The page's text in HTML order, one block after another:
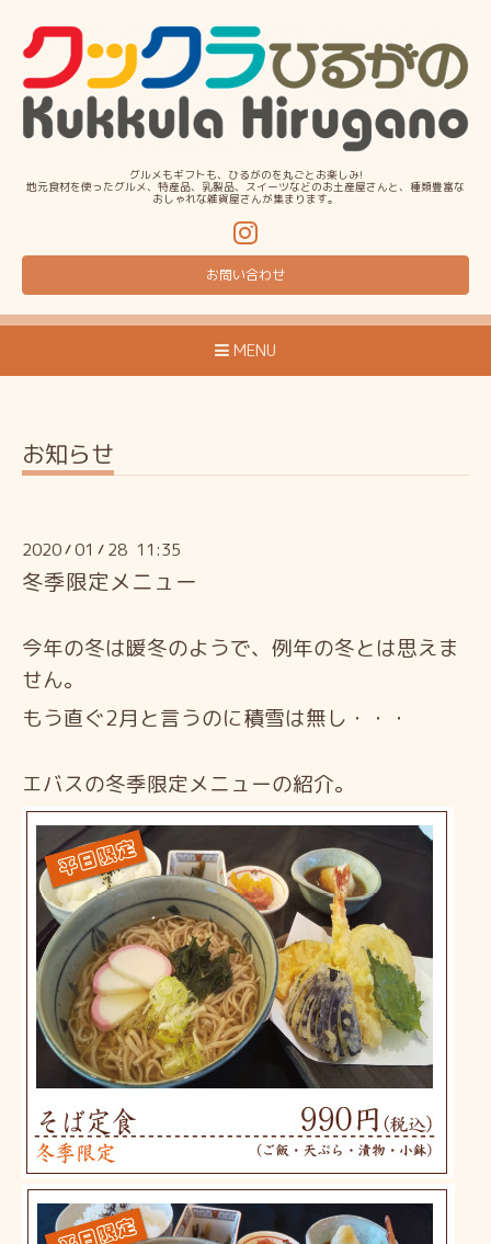
グルメもギフトも、ひるがのを丸ごとお楽しみ!
地元食材を使ったグルメ、特産品、乳製品、スイーツなどのお土産屋さんと、種類豊富な
おしゃれな雑貨屋さんが集まります。
お問い合わせ
MENU
お知らせ
2020/01 / 28 11:35
冬季限定メニュー
今年の冬は暖冬のようで、例年の冬とは思えま
せん。
もう直ぐ2月と言うのに積雪は無し・・・
エバスの冬季限定メニューの紹介。